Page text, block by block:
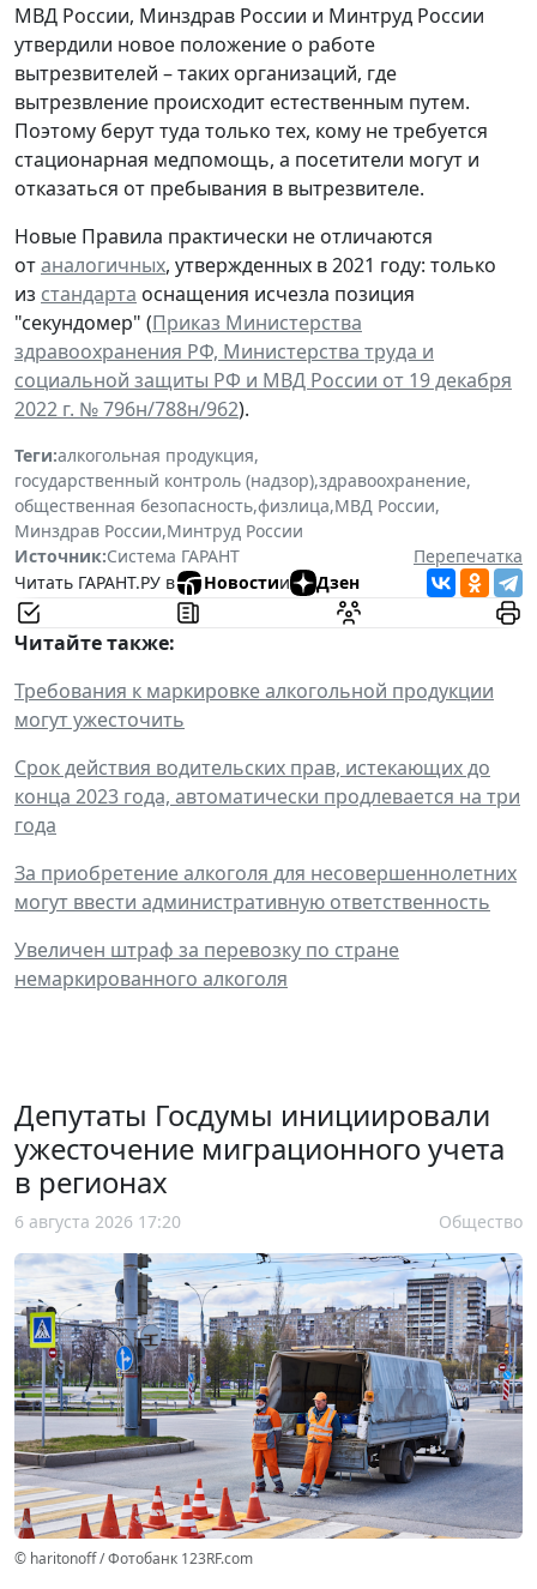
МВД России, Минздрав России и Минтруд России
утвердили новое положение о работе
вытрезвителей – таких организаций, где
вытрезвление происходит естественным путем.
Поэтому берут туда только тех, кому не требуется
стационарная медпомощь, а посетители могут и
отказаться от пребывания в вытрезвителе.
Новые Правила практически не отличаются
отаналогичных, утвержденных в 2021 году: только
из стандарта оснащения исчезла позиция
"секундомер" (Приказ Министерства
здравоохранения РФ, Министерства труда и
социальной защиты РФ и МВД России от 19 декабря
2022 г. № 796н/788н/962).
Теги:алкогольная продукция,
государственный контроль (надзор),здравоохранение,
общественная безопасность,физлица,МВД России,
Минздрав России,Минтруд России
Источник:Система ГАРАНТ
Перепечатка
Читать ГАРАНТ.РУ в
Новостии Дзен
Читайте также:
Требования к маркировке алкогольной продукции
могут ужесточить
Срок действия водительских прав, истекающих до
конца 2023 года, автоматически продлевается на три
года
За приобретение алкоголя для несовершеннолетних
могут ввести административную ответственность
Увеличен штраф за перевозку по стране
немаркированного алкоголя
Депутаты Госдумы инициировали
ужесточение миграционного учета
в регионах
6 августа 2026 17:20 Общество
© haritonoff / Фотобанк 123RF.com